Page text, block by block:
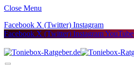
Close Menu
Facebook X (Twitter) Instagram
Facebook X (Twitter) InstagramYouTube